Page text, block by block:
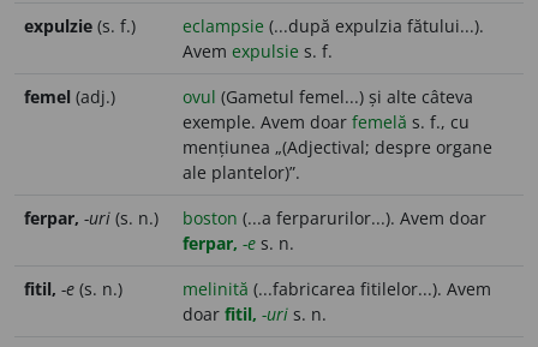
expulzie (s. f.) eclampsie (...după expulzia fătului...).
Avem expulsie s. f.
femel (adj.) ovul (Gametul femel...) și alte câteva
exemple. Avem doar femelă s. f., cu
mențiunea „(Adjectival; despre organe
ale plantelor)”.
ferpar, -uri (s. n.) boston (...a ferparurilor...). Avem doar
ferpar, -e s. n.
fitil, -e (s. n.) melinită (...fabricarea fitilelor...). Avem
doar fitil, -uri s. n.